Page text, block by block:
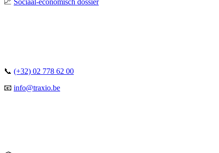
📞 (+32) 02 778 62 00
📧 info@traxio.be